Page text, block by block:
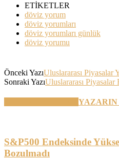
ETİKETLER
döviz yorum
döviz yorumları
döviz yorumları günlük
döviz yorumu
Önceki YazıUluslararası Piyasalar
Sonraki YazıUluslararası
S&P500 Endeksinde
Bozulmadı